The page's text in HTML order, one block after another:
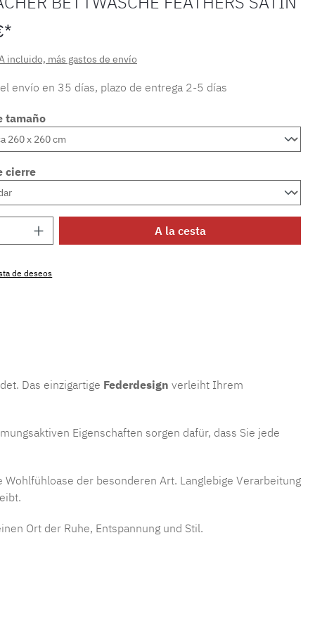
incluido, más gastos de envío
envío en 35 días, plazo de entrega 2-5 días
tamaño
cierre
del producto: introduce la cantidad
A la cesta
de deseos
Das einzigartige Federdesign verleiht Ihrem
Eigenschaften sorgen dafür, dass Sie jede
der besonderen Art. Langlebige Verarbeitung
Ort der Ruhe, Entspannung und Stil.